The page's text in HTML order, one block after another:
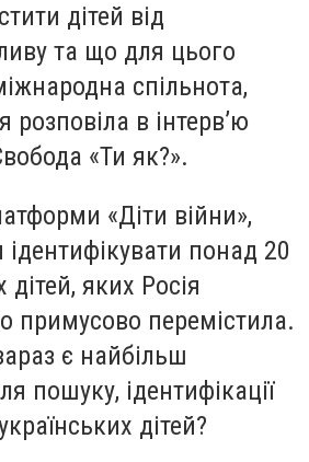
дітей від
та що для цього
спільнота,
розповіла в інтерв’ю
«Ти як?».
«Діти війни»,
ідентифікувати понад 20
дітей, яких Росія
примусово перемістила.
є найбільш
пошуку, ідентифікації
дітей?